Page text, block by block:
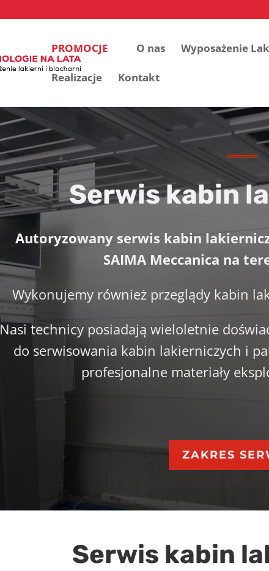
PROMOCJE O nas Wyposażenie
Realizacje Kontakt
Serwis kabin
Autoryzowany serwis kabin
SAIMA Meccanica na
Wykonujemy również przeglądy kabin
Nasi technicy posiadają wieloletnie
do serwisowania kabin lakierniczych i
profesjonalne materiały
ZAKRES
Serwis kabin